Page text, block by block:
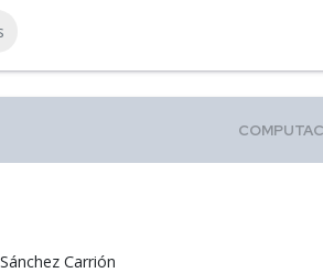
Carrión